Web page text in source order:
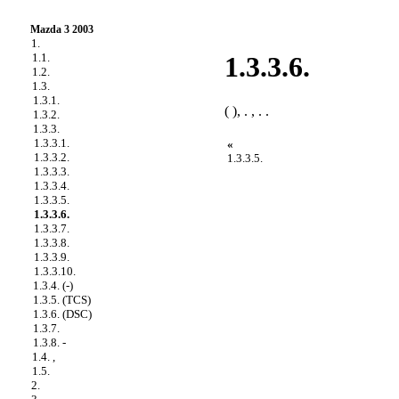
Mazda 3 2003
1.
1.1.
1.2.
1.3.
1.3.1.
1.3.2.
1.3.3.
1.3.3.1.
1.3.3.2.
1.3.3.3.
1.3.3.4.
1.3.3.5.
1.3.3.6.
1.3.3.7.
1.3.3.8.
1.3.3.9.
1.3.3.10.
1.3.4. (-)
1.3.5. (TCS)
1.3.6. (DSC)
1.3.7.
1.3.8. -
1.4. ,
1.5.
2.
1.3.3.6.
( ), . , . .
«
1.3.3.5.